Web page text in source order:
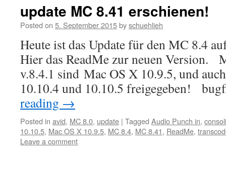
update MC 8.41 erschienen!
Posted on 5. September 2015byschuehlieh
Heute ist das Update für den MC 8.4
Hier das ReadMe zur neuen Version.
v.8.4.1 sind Mac OS X 10.9.5, und
10.10.4 und 10.10.5 freigegeben!
reading →
Posted in avid, MC 8.0, update | Tagged Audio Punch in,
10.10.5, Mac OS X 10.9.5, MC 8.4, MC 8.41, ReadMe,
Leave a comment